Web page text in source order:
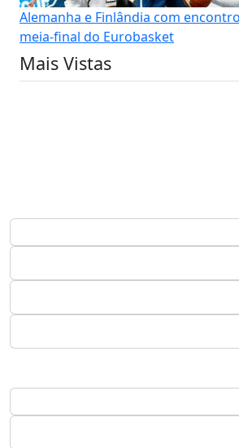
Alemanha e Finlândia com
meia-final do Eurobasket
Mais Vistas